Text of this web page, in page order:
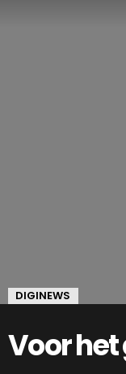
DIGINEWS
Voor